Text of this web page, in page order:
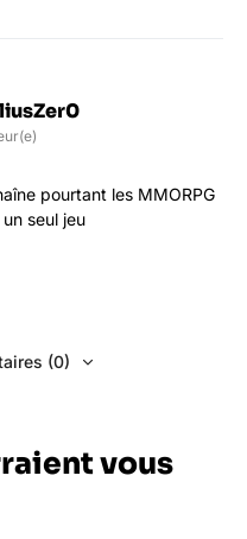
pourtant les MMORPG
seul jeu
(0)
vous